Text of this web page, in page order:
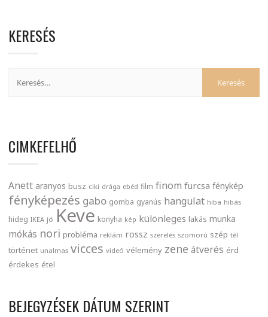
KERESÉS
CIMKEFELHŐ
Anett aranyos busz ciki drága ebéd film finom furcsa fénykép
fényképezés gabo gomba gyanús hangulat hiba hibás
hideg IKEA jó Keve konyha kép különleges lakás munka
mókás nori probléma reklám rossz szerelés szomorú szép tél
történet unalmas vicces videó vélemény zene átverés érd
érdekes étel
BEJEGYZÉSEK DÁTUM SZERINT